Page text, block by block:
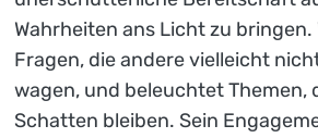
Wahrheiten ans Licht zu
Fragen, die andere vielleicht
wagen, und beleuchtet Themen,
Schatten bleiben. Sein